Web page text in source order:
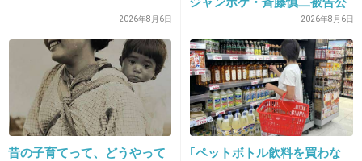
>>クランクインも当初は１月中旬の予定だった
が、２月中旬に変更となった。関係者いわく
「某女優のスケジュールに合わせたためです。
結果、ほかの出演者に『その日程だとこちらが
無理』という人が出て、土壇場で配役が代わっ
たところもあります」。
2026年8月6日 2026年8月6日
昔の子育てって、どうやって
｢ペットボトル飲料を買わな